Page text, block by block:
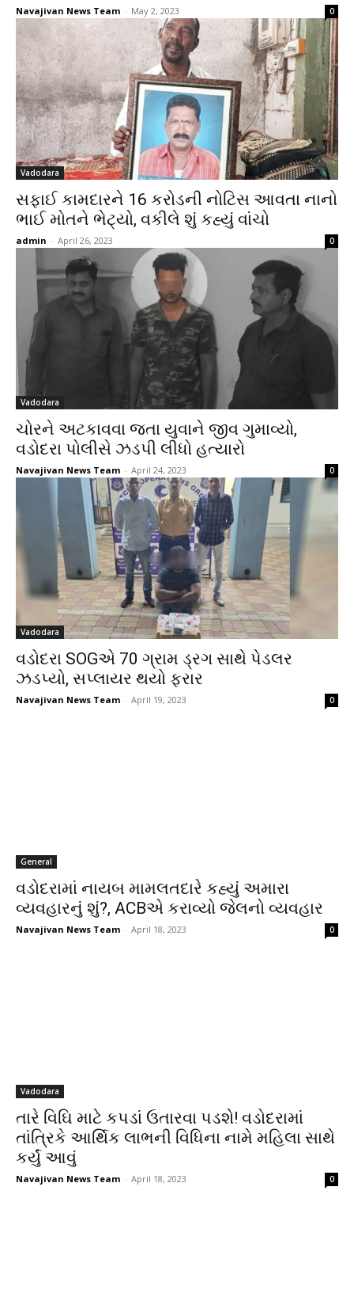
Navajivan News Team - May 2, 2023 0
Vadodara
સફાઈ કામદારને 16 કરોડની નોટિસ આવતા નાનો
ભાઈ મોતને ભેટ્યો, વકીલે શું કહ્યું વાંચો
admin - April 26, 2023 0
Vadodara
ચોરને અટકાવવા જતા યુવાને જીવ ગુમાવ્યો,
વડોદરા પોલીસે ઝડપી લીધો હત્યારો
Navajivan News Team - April 24, 2023 0
Vadodara
વડોદરા SOGએ 70 ગ્રામ ડ્રગ સાથે પેડલર
ઝડપ્યો, સપ્લાયર થયો ફરાર
Navajivan News Team - April 19, 2023 0
General
વડોદરામાં નાયબ મામલતદારે કહ્યું અમારા
વ્યવહારનું શું?, ACBએ કરાવ્યો જેલનો વ્યવહાર
Navajivan News Team - April 18, 2023 0
Vadodara
તારે વિઘિ માટે કપડાં ઉતારવા પડશે! વડોદરામાં
તાંત્રિકે આર્થિક લાભની વિધિના નામે મહિલા સાથે
કર્યું આવું
Navajivan News Team - April 18, 2023 0